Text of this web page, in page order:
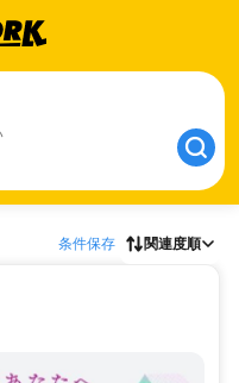
条件保存 関連度順